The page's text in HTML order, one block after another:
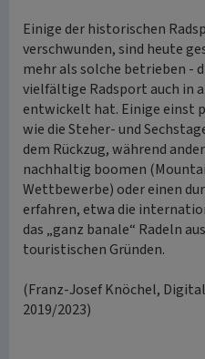
Einige der historischen
verschwunden, sind heute
mehr als solche betrieben -
vielfältige Radsport auch in
entwickelt hat. Einige einst
wie die Steher- und
dem Rückzug, während
nachhaltig boomen
Wettbewerbe) oder einen
erfahren, etwa die
das „ganz banale“ Radeln
touristischen Gründen.
(Franz-Josef Knöchel,
2019/2023)